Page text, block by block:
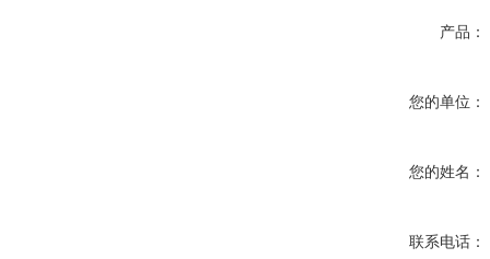
产品：
您的单位：
您的姓名：
联系电话：